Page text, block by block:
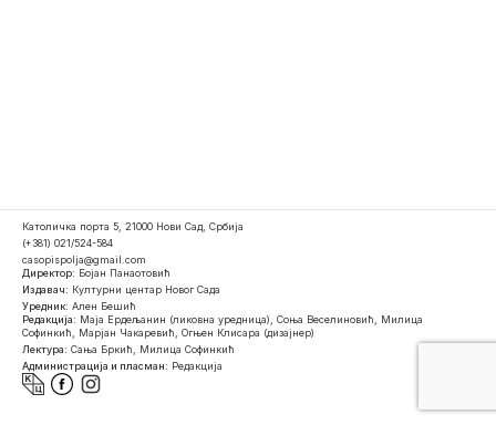
Католичка порта 5, 21000 Нови Сад, Србија
(+381) 021/524-584
casopispolja@gmail.com
Директор: Бојан Панаотовић
Издавач: Културни центар Новог Сада
Уредник: Ален Бешић
Редакција: Маја Ердељанин (ликовна уредница), Соња Веселиновић, Милица
Софинкић, Марјан Чакаревић, Огњен Клисара (дизајнер)
Лектура: Сања Бркић, Милица Софинкић
Администрација и пласман: Редакција